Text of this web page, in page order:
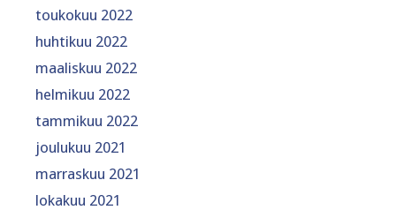
toukokuu 2022
huhtikuu 2022
maaliskuu 2022
helmikuu 2022
tammikuu 2022
joulukuu 2021
marraskuu 2021
lokakuu 2021